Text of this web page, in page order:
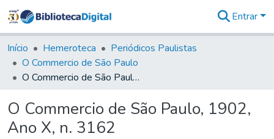
&
Coleções
Tudo na
Biblioteca
Estatísticas
Entrar
Início Hemeroteca
Periódicos Paulistas
O Commercio de São Paulo
O Commercio de São Paulo, 1902, Ano X, n. 3162
O Commercio de São Paulo, 1902,
Ano X, n. 3162